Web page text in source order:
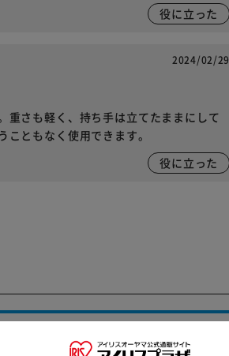
役に立った
2024/02/29
重さも軽く、持ち手は立てたままにして
ともなく使用できます。
役に立った